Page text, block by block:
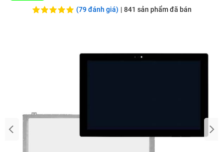
(79 đánh giá) | 841 sản phẩm đã bán